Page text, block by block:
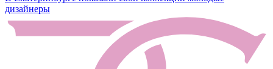
записям
дизайнеры